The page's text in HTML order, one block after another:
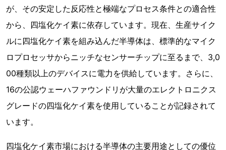
が、その安定した反応性と極端なプロセス条件との適合性
から、四塩化ケイ素に依存しています。現在、生産サイク
ルに四塩化ケイ素を組み込んだ半導体は、標準的なマイク
ロプロセッサからニッチなセンサーチップに至るまで、3,0
00種類以上のデバイスに電力を供給しています。さらに、
16の公認ウェーハファウンドリが大量のエレクトロニクス
グレードの四塩化ケイ素を使用していることが記録されて
います。
四塩化ケイ素市場における半導体の主要用途としての優位